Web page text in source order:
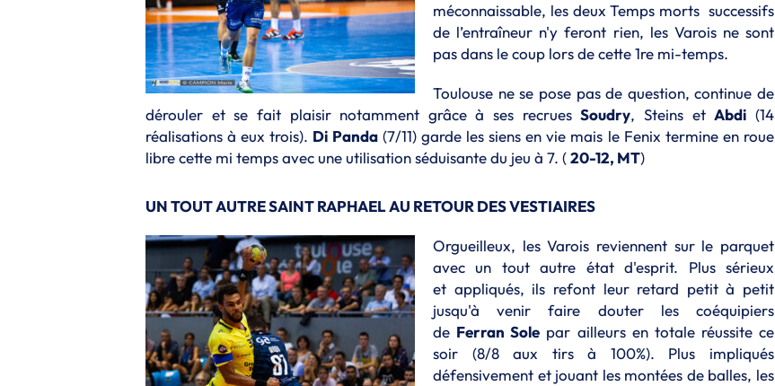
méconnaissable, les deux Temps morts successifs
de l’entraîneur n'y feront rien, les Varois ne sont
pas dans le coup lors de cette 1re mi-temps.
Toulouse ne se pose pas de question, continue de
dérouler et se fait plaisir notamment grâce à ses recruesSoudry, Steins etAbdi (14
réalisations à eux trois). Di Panda(7/11) garde les siens en vie mais le Fenix termine en roue
libre cette mi temps avec une utilisation séduisante du jeu à 7. (20-12, MT)
UN TOUT AUTRE SAINT RAPHAEL AU RETOUR DES VESTIAIRES
Orgueilleux, les Varois reviennent sur le parquet
avec un tout autre état d'esprit. Plus sérieux
et appliqués, ils refont leur retard petit à petit
jusqu'à venir faire douter les coéquipiers
de Ferran Sole par ailleurs en totale réussite ce
soir (8/8 aux tirs à 100%). Plus impliqués
défensivement et jouant les montées de balles, les